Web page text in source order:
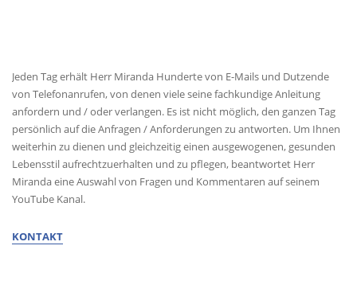
Jeden Tag erhält Herr Miranda Hunderte von E-Mails und Dutzende
von Telefonanrufen, von denen viele seine fachkundige Anleitung
anfordern und / oder verlangen. Es ist nicht möglich, den ganzen Tag
persönlich auf die Anfragen / Anforderungen zu antworten. Um Ihnen
weiterhin zu dienen und gleichzeitig einen ausgewogenen, gesunden
Lebensstil aufrechtzuerhalten und zu pflegen, beantwortet Herr
Miranda eine Auswahl von Fragen und Kommentaren auf seinem
YouTube Kanal.
KONTAKT